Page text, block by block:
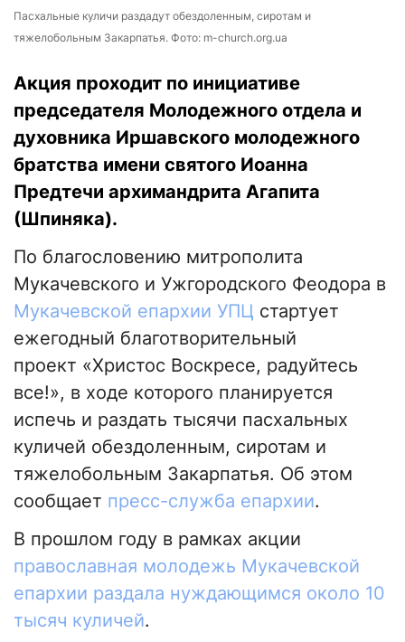
Пасхальные куличи раздадут обездоленным, сиротам и
тяжелобольным Закарпатья. Фото: m-church.org.ua
Акция проходит по инициативе
председателя Молодежного отдела и
духовника Иршавского молодежного
братства имени святого Иоанна
Предтечи архимандрита Агапита
(Шпиняка).
По благословению митрополита
Мукачевского и Ужгородского Феодора в
Мукачевской епархии УПЦ стартует
ежегодный благотворительный
проект «Христос Воскресе, радуйтесь
все!», в ходе которого планируется
испечь и раздать тысячи пасхальных
куличей обездоленным, сиротам и
тяжелобольным Закарпатья. Об этом
сообщает пресс-служба епархии.
В прошлом году в рамках акции
православная молодежь Мукачевской
епархии раздала нуждающимся около 10
тысяч куличей.